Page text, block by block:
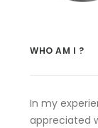
WHO AM I ?
In my
appreciated